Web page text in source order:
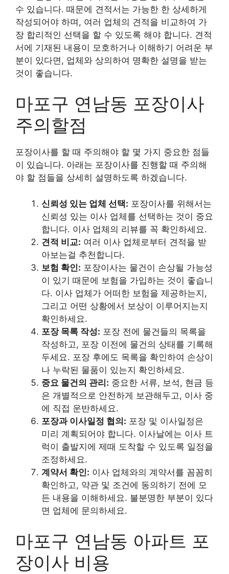
수 있습니다. 때문에 견적서는 가능한 한 상세하게
작성되어야 하며, 여러 업체의 견적을 비교하여 가
장 합리적인 선택을 할 수 있도록 해야 합니다. 견적
서에 기재된 내용이 모호하거나 이해하기 어려운 부
분이 있다면, 업체와 상의하여 명확한 설명을 받는
것이 좋습니다.
마포구 연남동 포장이사
주의할점
포장이사를 할 때 주의해야 할 몇 가지 중요한 점들
이 있습니다. 아래는 포장이사를 진행할 때 주의해
야 할 점들을 상세히 설명하도록 하겠습니다.
신뢰성 있는 업체 선택: 포장이사를 위해서는
신뢰성 있는 이사 업체를 선택하는 것이 중요
합니다. 이사 업체의 리뷰를 꼭 확인하세요.
견적 비교: 여러 이사 업체로부터 견적을 받
아보는걸 추천합니다.
보험 확인: 포장이사는 물건이 손상될 가능성
이 있기 때문에 보험을 가입하는 것이 좋습니
다. 이사 업체가 어떠한 보험을 제공하는지,
그리고 어떤 상황에서 보상이 이루어지는지
확인하세요.
포장 목록 작성: 포장 전에 물건들의 목록을
작성하고, 포장 이전에 물건의 상태를 기록해
두세요. 포장 후에도 목록을 확인하여 손상이
나 누락된 물품이 있는지 확인하세요.
중요 물건의 관리: 중요한 서류, 보석, 현금 등
은 개별적으로 안전하게 보관해두고, 이사 중
에 직접 운반하세요.
포장과 이사일정 협의: 포장 및 이사일정은
미리 계획되어야 합니다. 이사날에는 이사 트
럭이 출발지에 제때 도착할 수 있도록 일정을
조정하세요.
계약서 확인: 이사 업체와의 계약서를 꼼꼼히
확인하고, 약관 및 조건에 동의하기 전에 모
든 내용을 이해하세요. 불분명한 부분이 있다
면 업체에 문의하세요.
마포구 연남동 아파트 포
장이사 비용